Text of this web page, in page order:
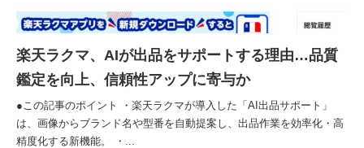
楽天ラクマ、AIが出品をサポートする理由…品質
鑑定を向上、信頼性アップに寄与か
●この記事のポイント ・楽天ラクマが導入した「AI出品サポート」
は、画像からブランド名や型番を自動提案し、出品作業を効率化・高
精度化する新機能。 ・...